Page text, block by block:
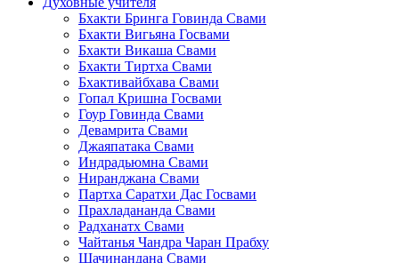
Бхакти Бринга Говинда Свами
Бхакти Вигьяна Госвами
Бхакти Викаша Свами
Бхакти Тиртха Свами
Бхактивайбхава Свами
Гопал Кришна Госвами
Гоур Говинда Свами
Девамрита Свами
Джаяпатака Свами
Индрадьюмна Свами
Ниранджана Свами
Партха Саратхи Дас Госвами
Прахладананда Свами
Радханатх Свами
Чайтанья Чандра Чаран Прабху
Шачинандана Свами